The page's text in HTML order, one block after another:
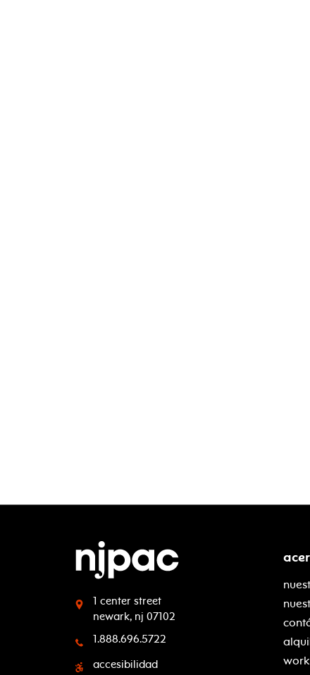
1 center street
newark, nj 07102
1.888.696.5722
accesibilidad